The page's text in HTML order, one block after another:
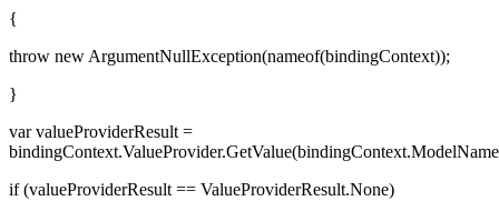
{
throw new ArgumentNullException(nameof(bindingContext));
}
var valueProviderResult =
if (valueProviderResult == ValueProviderResult.None)